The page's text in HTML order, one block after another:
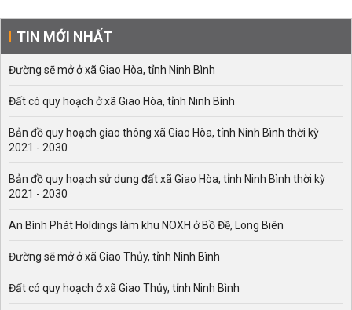
TIN MỚI NHẤT
Đường sẽ mở ở xã Giao Hòa, tỉnh Ninh Bình
Đất có quy hoạch ở xã Giao Hòa, tỉnh Ninh Bình
Bản đồ quy hoạch giao thông xã Giao Hòa, tỉnh Ninh Bình thời kỳ
2021 - 2030
Bản đồ quy hoạch sử dụng đất xã Giao Hòa, tỉnh Ninh Bình thời kỳ
2021 - 2030
An Bình Phát Holdings làm khu NOXH ở Bồ Đề, Long Biên
Đường sẽ mở ở xã Giao Thủy, tỉnh Ninh Bình
Đất có quy hoạch ở xã Giao Thủy, tỉnh Ninh Bình